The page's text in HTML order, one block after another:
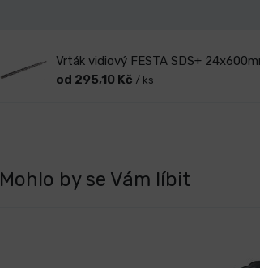
Vrták vidiový FESTA SDS+
od 295,10 Kč / ks
Mohlo by se Vám líbit